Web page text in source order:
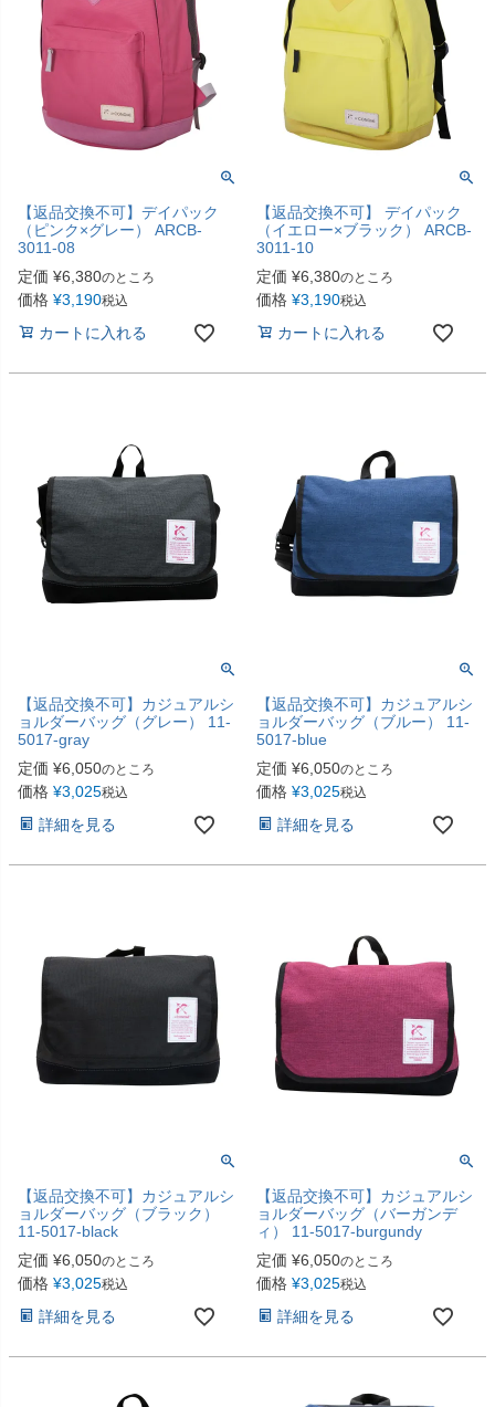
【返品交換不可】デイパック
（ピンク×グレー） ARCB-
3011-08
定価 ¥6,380のところ
価格 ¥3,190税込
カートに入れる
【返品交換不可】 デイパック
（イエロー×ブラック） ARCB-
3011-10
定価 ¥6,380のところ
価格 ¥3,190税込
カートに入れる
【返品交換不可】カジュアルシ
ョルダーバッグ（グレー） 11-
5017-gray
定価 ¥6,050のところ
価格 ¥3,025税込
詳細を見る
【返品交換不可】カジュアルシ
ョルダーバッグ（ブルー） 11-
5017-blue
定価 ¥6,050のところ
価格 ¥3,025税込
詳細を見る
【返品交換不可】カジュアルシ
ョルダーバッグ（ブラック）
11-5017-black
定価 ¥6,050のところ
価格 ¥3,025税込
詳細を見る
【返品交換不可】カジュアルシ
ョルダーバッグ（バーガンデ
ィ） 11-5017-burgundy
定価 ¥6,050のところ
価格 ¥3,025税込
詳細を見る